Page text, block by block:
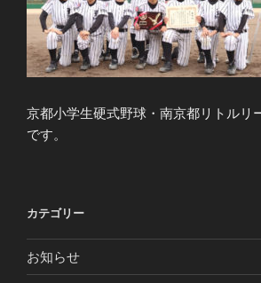
京都小学生硬式野球・南京都リトルリ
です。
カテゴリー
お知らせ